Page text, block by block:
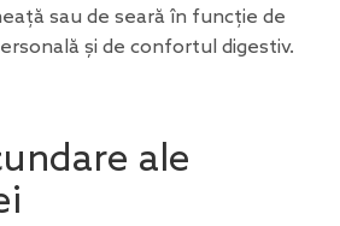
sau de seară în funcție de
și de confortul digestiv.
ale